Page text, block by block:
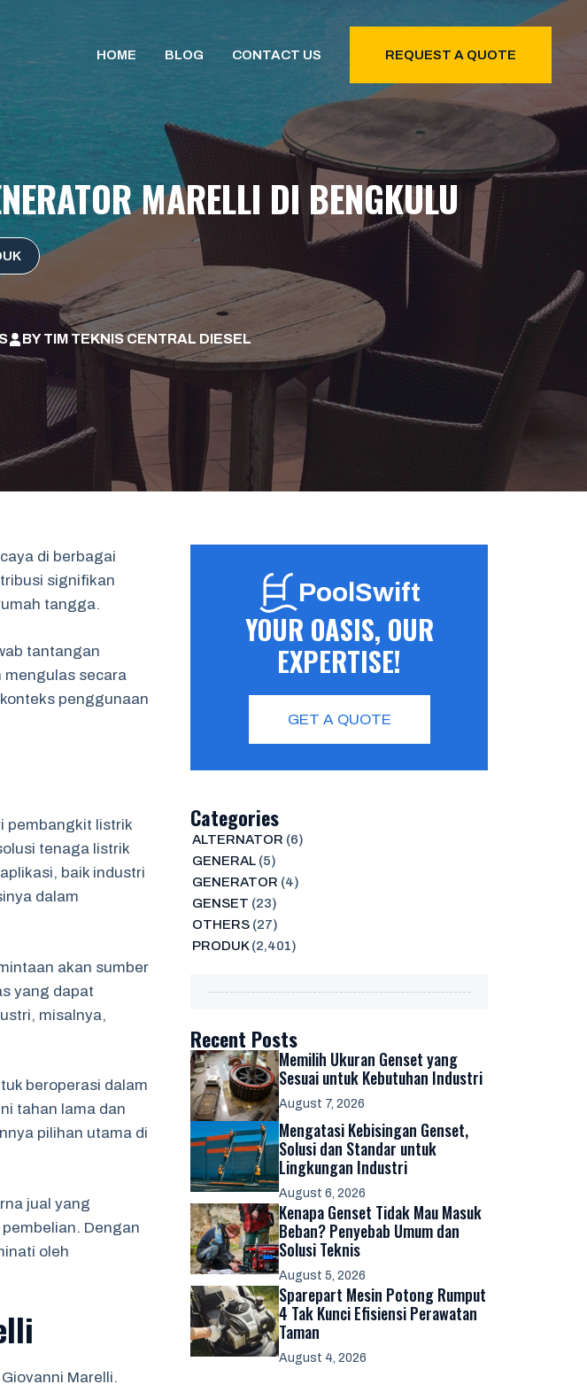
HOME BLOG CONTACT US REQUEST A QUOTE
MARELLI DI BENGKULU
BYTIM TEKNIS CENTRAL DIESEL
di berbagai
signifikan
tangga.
tantangan
mengulas secara
penggunaan
pembangkit listrik
tenaga listrik
baik industri
dalam
akan sumber
yang dapat
misalnya,
beroperasi dalam
tahan lama dan
pilihan utama di
jual yang
Dengan
oleh
Marelli.
PoolSwift
YOUR OASIS, OUR
EXPERTISE!
GET A QUOTE
Categories
ALTERNATOR (6)
GENERAL(5)
GENERATOR (4)
GENSET (23)
OTHERS(27)
PRODUK(2,401)
Recent Posts
Memilih Ukuran Genset yang
Sesuai untuk Kebutuhan Industri
August 7, 2026
Mengatasi Kebisingan Genset,
Solusi dan Standar untuk
Lingkungan Industri
August 6, 2026
Kenapa Genset Tidak Mau Masuk
Beban? Penyebab Umum dan
Solusi Teknis
August 5, 2026
Sparepart Mesin Potong Rumput
4 Tak Kunci Efisiensi Perawatan
Taman
August 4, 2026